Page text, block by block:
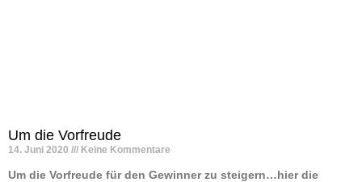
Um die Vorfreude
14. Juni 2020 Keine Kommentare
Um die Vorfreude für den Gewinner zu steigern…hier die